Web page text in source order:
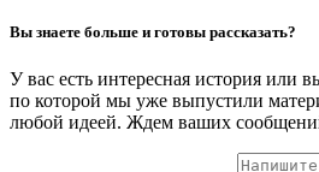
Вы знаете больше и готовы рассказать?
У вас есть интересная история или
по которой мы уже выпустили
любой идеей. Ждем ваших